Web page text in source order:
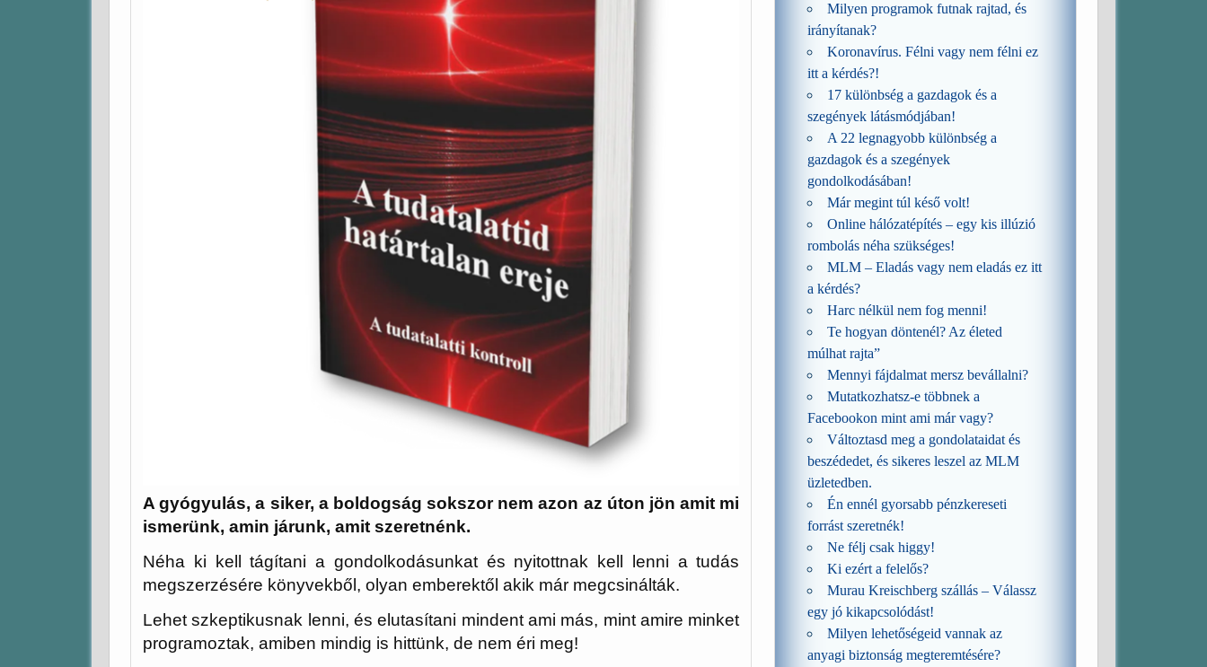
A gyógyulás, a siker, a boldogság sokszor nem azon az úton jön amit mi
ismerünk, amin járunk, amit szeretnénk.
Néha ki kell tágítani a gondolkodásunkat és nyitottnak kell lenni a tudás
megszerzésére könyvekből, olyan emberektől akik már megcsinálták.
Lehet szkeptikusnak lenni, és elutasítani mindent ami más, mint amire minket
programoztak, amiben mindig is hittünk, de nem éri meg!
Milyen programok futnak rajtad, és
irányítanak?
Koronavírus. Félni vagy nem félni ez
itt a kérdés?!
17 különbség a gazdagok és a
szegények látásmódjában!
A 22 legnagyobb különbség a
gazdagok és a szegények
gondolkodásában!
Már megint túl késő volt!
Online hálózatépítés – egy kis illúzió
rombolás néha szükséges!
MLM – Eladás vagy nem eladás ez itt
a kérdés?
Harc nélkül nem fog menni!
Te hogyan döntenél? Az életed
múlhat rajta”
Mennyi fájdalmat mersz bevállalni?
Mutatkozhatsz-e többnek a
Facebookon mint ami már vagy?
Változtasd meg a gondolataidat és
beszédedet, és sikeres leszel az MLM
üzletedben.
Én ennél gyorsabb pénzkereseti
forrást szeretnék!
Ne félj csak higgy!
Ki ezért a felelős?
Murau Kreischberg szállás – Válassz
egy jó kikapcsolódást!
Milyen lehetőségeid vannak az
anyagi biztonság megteremtésére?